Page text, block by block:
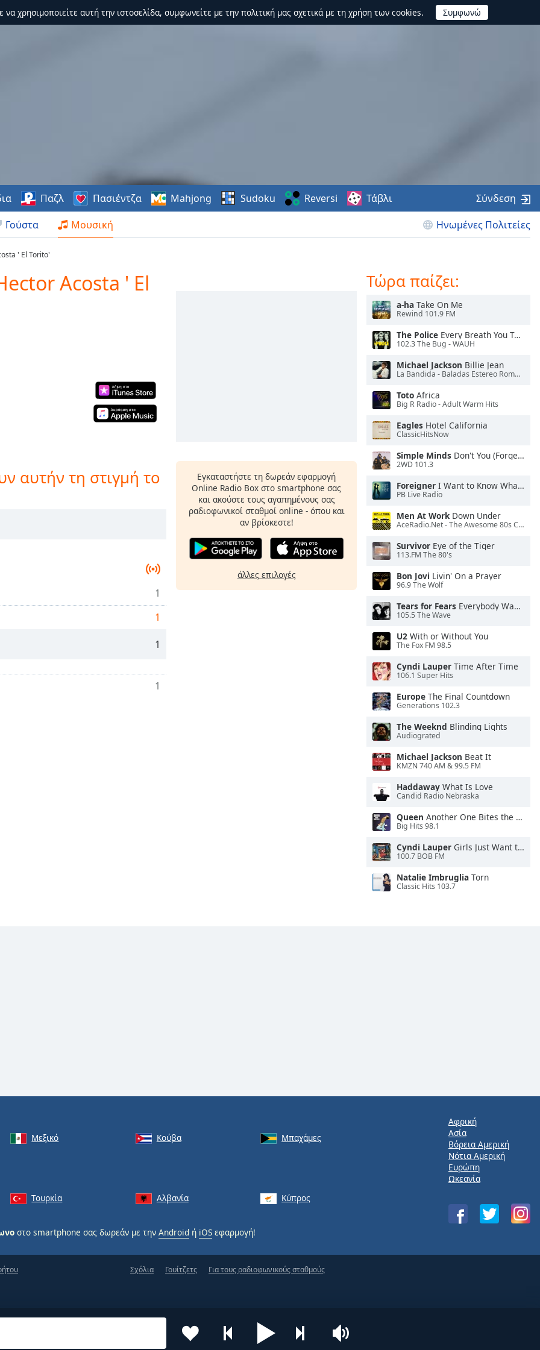
να χρησιμοποιείτε αυτή την ιστοσελίδα, συμφωνείτε με την πολιτική μας σχετικά με τη χρήση των cookies.
Γούστα Μουσική Ηνωμένες Πολιτείες
Παζλ Πασιέντζα Mahjong Sudoku Reversi Τάβλι Σύνδεση
' El Torito'
Acosta ' El
αυτήν τη στιγμή το
1
1
1
1
Εγκαταστήστε τη δωρεάν εφαρμογή
Online Radio Box στο smartphone σας
και ακούστε τους αγαπημένους σας
ραδιοφωνικοί σταθμοί online - όπου και
αν βρίσκεστε!
άλλες επιλογές
Τώρα παίζει:
a-ha Take On Me
Rewind 101.9 FM
The Police Every Breath You Take
102.3 The Bug - WAUH
Michael Jackson Billie Jean
La Bandida - Baladas Estereo Romance
Toto Africa
Big R Radio - Adult Warm Hits
Eagles Hotel California
ClassicHitsNow
Simple Minds Don't You (Forget About Me)
2WD 101.3
Foreigner I Want to Know What Love Is
PB Live Radio
Men At WorkDown Under
AceRadio.Net - The Awesome 80s Channel
Survivor Eye of the Tiger
113.FM The 80's
Bon Jovi Livin' On a Prayer
96.9 The Wolf
Tears for Fears Everybody Wants To Rule the World
105.5 The Wave
U2 With or Without You
The Fox FM 98.5
Cyndi Lauper Time After Time
106.1 Super Hits
Europe The Final Countdown
Generations 102.3
The Weeknd Blinding Lights
Audiograted
Michael Jackson Beat It
KMZN 740 AM & 99.5 FM
Haddaway What Is Love
Candid Radio Nebraska
Queen Another One Bites the Dust
Big Hits 98.1
Cyndi Lauper Girls Just Want to Have Fun
100.7 BOB FM
Natalie Imbruglia Torn
Classic Hits 103.7
Μεξικό Κούβα
Μπαχάμες
Τουρκία Αλβανία Κύπρος
στο smartphone σας δωρεάν με την Android ή iOS εφαρμογή!
Αφρική
Ασία
Βόρεια Αμερική
Νότια Αμερική
Ευρώπη
Ωκεανία
Σχόλια Γουίτζετς Για τους ραδιοφωνικούς σταθμούς